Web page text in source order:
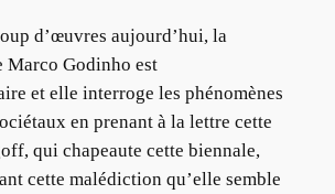
d’œuvres aujourd’hui, la
Marco Godinho est
et elle interroge les phénomènes
en prenant à la lettre cette
qui chapeaute cette biennale,
cette malédiction qu’elle semble